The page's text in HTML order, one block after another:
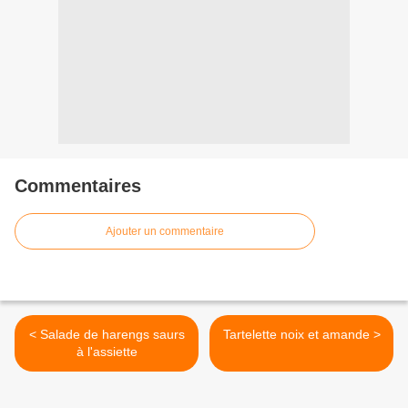
Commentaires
Ajouter un commentaire
< Salade de harengs saurs
à l'assiette
Tartelette noix et amande >